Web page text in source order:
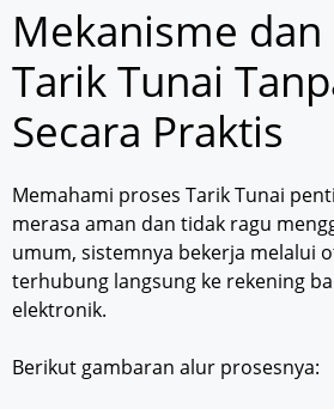
Mekanisme dan
Tarik Tunai
Secara Praktis
Memahami proses Tarik Tunai
merasa aman dan tidak ragu
umum, sistemnya bekerja melalui
terhubung langsung ke rekening
elektronik.
Berikut gambaran alur prosesnya: